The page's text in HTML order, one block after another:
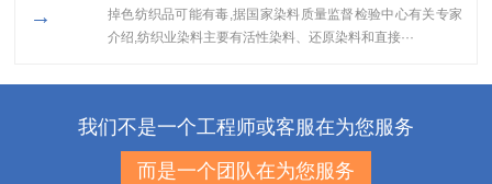
→
掉色纺织品可能有毒,据国家染料质量监督检验中心有关专家
介绍,纺织业染料主要有活性染料、还原染料和直接···
我们不是一个工程师或客服在为您服务
而是一个团队在为您服务